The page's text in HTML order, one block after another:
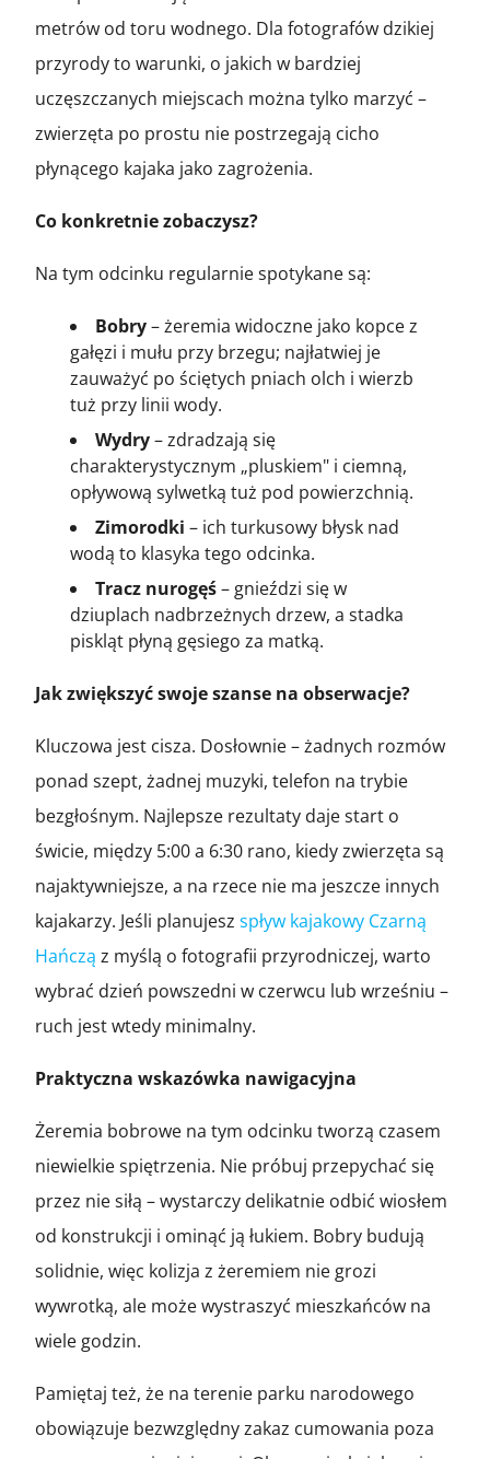
metrów od toru wodnego. Dla fotografów dzikiej
przyrody to warunki, o jakich w bardziej
uczęszczanych miejscach można tylko marzyć –
zwierzęta po prostu nie postrzegają cicho
płynącego kajaka jako zagrożenia.
Co konkretnie zobaczysz?
Na tym odcinku regularnie spotykane są:
Bobry– żeremia widoczne jako kopce z
gałęzi i mułu przy brzegu; najłatwiej je
zauważyć po ściętych pniach olch i wierzb
tuż przy linii wody.
Wydry– zdradzają się
charakterystycznym „pluskiem" i ciemną,
opływową sylwetką tuż pod powierzchnią.
Zimorodki – ich turkusowy błysk nad
wodą to klasyka tego odcinka.
Tracz nurogęś– gnieździ się w
dziuplach nadbrzeżnych drzew, a stadka
piskląt płyną gęsiego za matką.
Jak zwiększyć swoje szanse na obserwacje?
Kluczowa jest cisza. Dosłownie – żadnych rozmów
ponad szept, żadnej muzyki, telefon na trybie
bezgłośnym. Najlepsze rezultaty daje start o
świcie, między 5:00 a 6:30 rano, kiedy zwierzęta są
najaktywniejsze, a na rzece nie ma jeszcze innych
kajakarzy. Jeśli planujesz spływ kajakowy Czarną
Hańczą z myślą o fotografii przyrodniczej, warto
wybrać dzień powszedni w czerwcu lub wrześniu –
ruch jest wtedy minimalny.
Praktyczna wskazówka nawigacyjna
Żeremia bobrowe na tym odcinku tworzą czasem
niewielkie spiętrzenia. Nie próbuj przepychać się
przez nie siłą – wystarczy delikatnie odbić wiosłem
od konstrukcji i ominąć ją łukiem. Bobry budują
solidnie, więc kolizja z żeremiem nie grozi
wywrotką, ale może wystraszyć mieszkańców na
wiele godzin.
Pamiętaj też, że na terenie parku narodowego
obowiązuje bezwzględny zakaz cumowania poza